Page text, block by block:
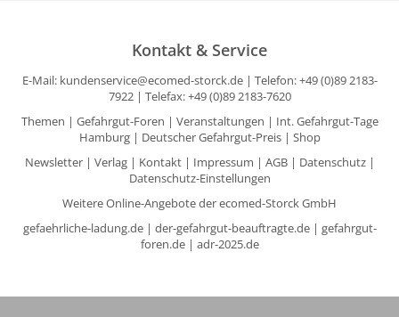
Kontakt & Service
E-Mail: kundenservice@ecomed-storck.de| Telefon: +49 (0)89 2183-
7922 | Telefax: +49 (0)89 2183-7620
Themen | Gefahrgut-Foren | Veranstaltungen | Int. Gefahrgut-Tage
Hamburg| Deutscher Gefahrgut-Preis| Shop
Newsletter| Verlag| Kontakt| Impressum | AGB| Datenschutz|
Datenschutz-Einstellungen
Weitere Online-Angebote der ecomed-Storck GmbH
gefaehrliche-ladung.de| der-gefahrgut-beauftragte.de| gefahrgut-
foren.de| adr-2025.de